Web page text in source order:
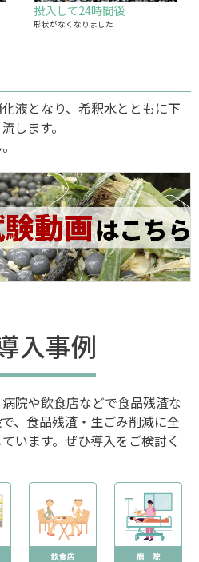
投入して24時間後
形状がなくなりました
液となり、希釈水とともに下
します。
入事例
院や飲食店などで食品残渣な
、食品残渣・生ごみ削減に全
います。ぜひ導入をご検討く